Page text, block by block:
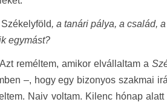
Székelyföld, a tanári pálya, a család,
egymást?
reméltem, amikor elvállaltam a
–, hogy egy bizonyos szakmai
Naiv voltam. Kilenc hónap